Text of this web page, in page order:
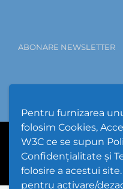
Pentru furnizarea
folosim Cookies,
W3C ce se supun
Confidențialitate și
folosire a acestui site.
pentru activare/
ABONARE NEWSLETTER
Hartă